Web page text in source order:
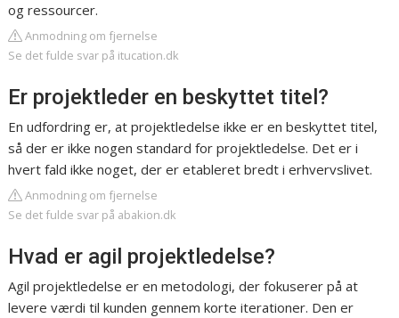
og ressourcer.
Anmodning om fjernelse
Se det fulde svar på itucation.dk
Er projektleder en beskyttet titel?
En udfordring er, at projektledelse ikke er en beskyttet titel,
så der er ikke nogen standard for projektledelse. Det er i
hvert fald ikke noget, der er etableret bredt i erhvervslivet.
Anmodning om fjernelse
Se det fulde svar på abakion.dk
Hvad er agil projektledelse?
Agil projektledelse er en metodologi, der fokuserer på at
levere værdi til kunden gennem korte iterationer. Den er